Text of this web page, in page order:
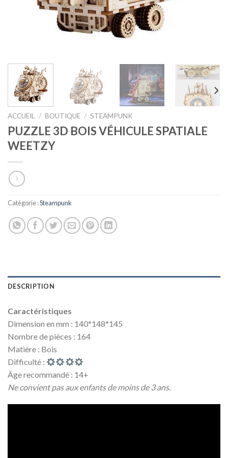
ACCUEIL / BOUTIQUE / STEAMPUNK
PUZZLE 3D BOIS VÉHICULE SPATIALE
WEETZY
Catégorie :Steampunk
DESCRIPTION
Caractéristiques
Dimension en mm : 140*148*145
Nombre de pièces : 164
Matière : Bois
Difficulté :
Âge recommandé : 14+
Ne convient pas aux enfants de moins de 3 ans.